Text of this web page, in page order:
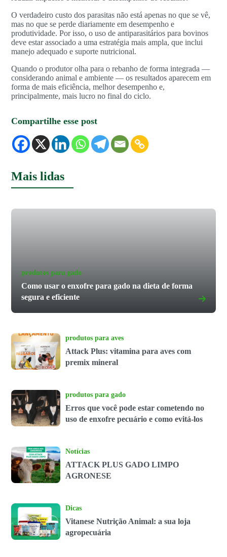
O verdadeiro custo dos parasitas não está apenas no que se vê,
mas no que se perde diariamente em desempenho e
produtividade. Por isso, o uso de antiparasitários para bovinos
deve estar associado a uma estratégia mais ampla, que inclui
manejo adequado e suporte nutricional.
Quando o produtor olha para o rebanho de forma integrada —
considerando animal e ambiente — os resultados aparecem em
forma de mais eficiência, melhor desempenho e,
principalmente, mais lucro no final do ciclo.
Compartilhe esse post
Mais lidas
produtos para gado
Como usar o enxofre para gado na dieta de forma
segura e eficiente
produtos para aves
Attack Plus: vitamina para aves com
premix mineral
produtos para gado
Erros que você pode estar cometendo no
uso de enxofre pecuário e como evitá-los
Notícias
ATTACK PLUS GADO LIMPO
AGRONESE
Dicas
Vitanese Nutrição Animal: a sua loja
agropecuária